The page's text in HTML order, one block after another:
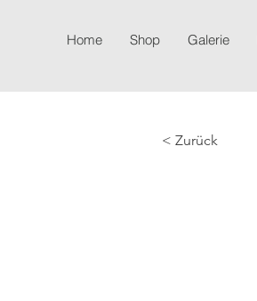
Home Shop Galerie
< Zurück